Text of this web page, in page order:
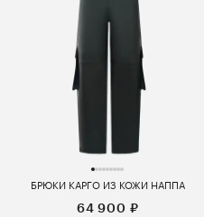
БРЮКИ КАРГО ИЗ КОЖИ НАППА
64 900 ₽